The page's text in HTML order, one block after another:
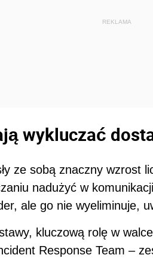
REKLAMA
wykluczać
ze sobą znaczny wzrost
nadużyć w
ale go nie wyeliminuje,
kluczową rolę w
Response Team –